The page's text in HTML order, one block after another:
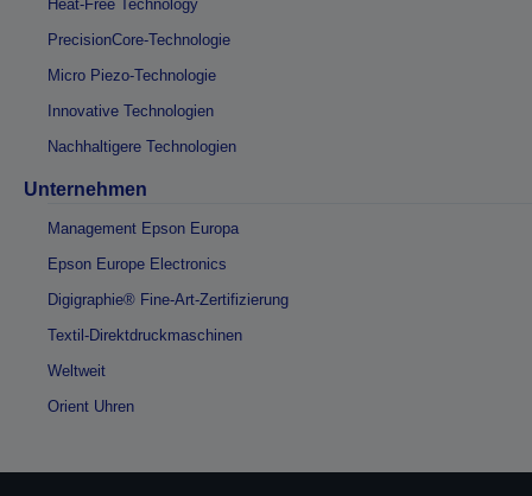
Heat-Free Technology
PrecisionCore-Technologie
Micro Piezo-Technologie
Innovative Technologien
Nachhaltigere Technologien
Unternehmen
Management Epson Europa
Epson Europe Electronics
Digigraphie® Fine-Art-Zertifizierung
Textil-Direktdruckmaschinen
Weltweit
Orient Uhren